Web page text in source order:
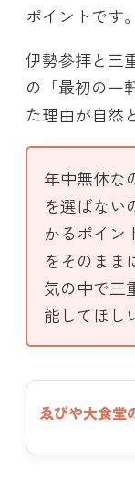
ポイントです。
伊勢参拝と三
の「最初の一
た理由が自然
年中無休な
を選ばない
かるポイン
をそのまま
気の中で三
能してほし
ゑびや大食堂